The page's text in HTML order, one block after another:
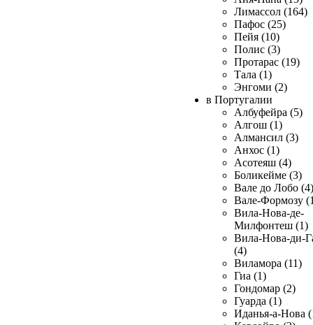
Лимассол (164)
Пафос (25)
Пейя (10)
Полис (3)
Протарас (19)
Тала (1)
Энгоми (2)
в Португалии
Албуфейра (5)
Алгош (1)
Алмансил (3)
Анхос (1)
Асотеяш (4)
Боликейме (3)
Вале до Лобо (4)
Вале-Формозу
Вила-Нова-де-
Милфонтеш (1)
Вила-Нова-ди-
(4)
Виламора (11)
Гиа (1)
Гондомар (2)
Гуарда (1)
Иданья-а-Нова